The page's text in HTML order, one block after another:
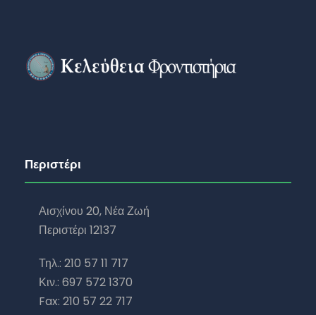
Περιστέρι
Αισχίνου 20, Νέα Ζωή
Περιστέρι 12137
Τηλ.: 210 57 11 717
Κιν.: 697 572 1370
Fax: 210 57 22 717